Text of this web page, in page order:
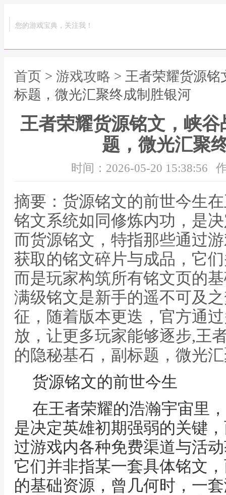
您的游戏宝典，关注我！
首页 > 游戏攻略 > 王者荣耀货源
标题，微光汇聚终成制胜银河
王者荣耀货源铭文，峡
题，微光汇聚
时间：2026-05-20 15:38:56
摘要：货源铭文的前世今生
铭文系统如同修炼内功，是
而货源铭文，特指那些通过
获取的铭文碎片与成品，它
而是玩家构筑所有铭文页的
满级铭文是新手的遥不可及
征，随着版本更迭，官方通
放，让更多玩家能够逐步,王
的隐秘基石，副标题，微光
货源铭文的前世今生
在王者荣耀的浩瀚宇宙里
是决定英雄初期强弱的关键
过游戏内各种免费渠道与活
它们并非指某一套具体铭文
的基础资源，曾几何时，一